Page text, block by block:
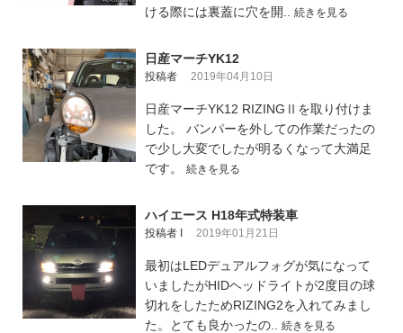
ける際には裏蓋に穴を開.. 続きを見る
日産マーチYK12
投稿者 2019年04月10日
日産マーチYK12 RIZINGⅡを取り付けま
した。 バンパーを外しての作業だったの
で少し大変でしたが明るくなって大満足
です。 続きを見る
ハイエース H18年式特装車
投稿者 I 2019年01月21日
最初はLEDデュアルフォグが気になって
いましたがHIDヘッドライトが2度目の球
切れをしたためRIZING2を入れてみまし
た。とても良かったの.. 続きを見る